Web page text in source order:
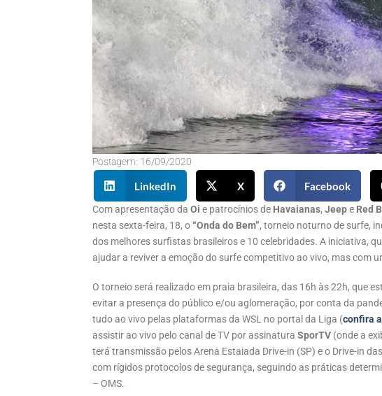
Postagem: 16/09/2020
LinkedIn X Facebook
Com apresentação da Oi e patrocínios de Havaianas, Jeepe Red
nesta sexta-feira, 18, o“Onda do Bem”, torneio noturno de surfe,
dos melhores surfistas brasileiros e 10 celebridades. A iniciativa,
ajudar a reviver a emoção do surfe competitivo ao vivo, mas com
O torneio será realizado em praia brasileira, das 16h às 22h, que
evitar a presença do público e/ou aglomeração, por conta da
tudo ao vivo pelas plataformas da WSL no portal da Liga (confira
assistir ao vivo pelo canal de TV por assinatura SporTV (onde a
terá transmissão pelos Arena Estaiada Drive-in (SP) e o Drive-in
com rígidos protocolos de segurança, seguindo as práticas
– OMS.